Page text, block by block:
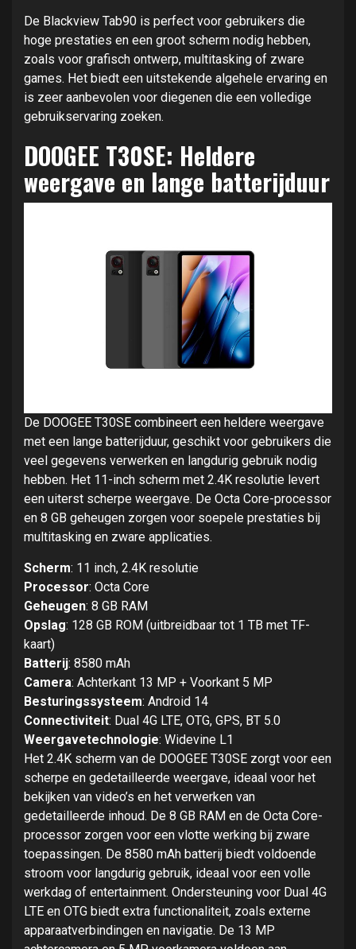
De Blackview Tab90 is perfect voor gebruikers die
hoge prestaties en een groot scherm nodig hebben,
zoals voor grafisch ontwerp, multitasking of zware
games. Het biedt een uitstekende algehele ervaring en
is zeer aanbevolen voor diegenen die een volledige
gebruikservaring zoeken.
DOOGEE T30SE: Heldere
weergave en lange batterijduur
De DOOGEE T30SE combineert een heldere weergave
met een lange batterijduur, geschikt voor gebruikers die
veel gegevens verwerken en langdurig gebruik nodig
hebben. Het 11-inch scherm met 2.4K resolutie levert
een uiterst scherpe weergave. De Octa Core-processor
en 8 GB geheugen zorgen voor soepele prestaties bij
multitasking en zware applicaties.
Scherm: 11 inch, 2.4K resolutie
Processor: Octa Core
Geheugen: 8 GB RAM
Opslag: 128 GB ROM (uitbreidbaar tot 1 TB met TF-
kaart)
Batterij: 8580 mAh
Camera: Achterkant 13 MP + Voorkant 5 MP
Besturingssysteem: Android 14
Connectiviteit: Dual 4G LTE, OTG, GPS, BT 5.0
Weergavetechnologie: Widevine L1
Het 2.4K scherm van de DOOGEE T30SE zorgt voor een
scherpe en gedetailleerde weergave, ideaal voor het
bekijken van video’s en het verwerken van
gedetailleerde inhoud. De 8 GB RAM en de Octa Core-
processor zorgen voor een vlotte werking bij zware
toepassingen. De 8580 mAh batterij biedt voldoende
stroom voor langdurig gebruik, ideaal voor een volle
werkdag of entertainment. Ondersteuning voor Dual 4G
LTE en OTG biedt extra functionaliteit, zoals externe
apparaatverbindingen en navigatie. De 13 MP